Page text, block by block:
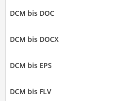
DCM bis DOC
DCM bis DOCX
DCM bis EPS
DCM bis FLV